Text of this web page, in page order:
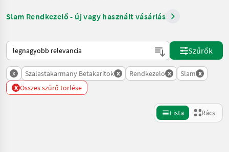
Slam Rendkezelő - új vagy használt vásárlás
Így van sorba rendezve a Landwirt.com-on
Szűrők
x Szalastakarmany Betakaritok x Rendkezelo x Slam x
x Összes szűrő törlése
Lista Rács